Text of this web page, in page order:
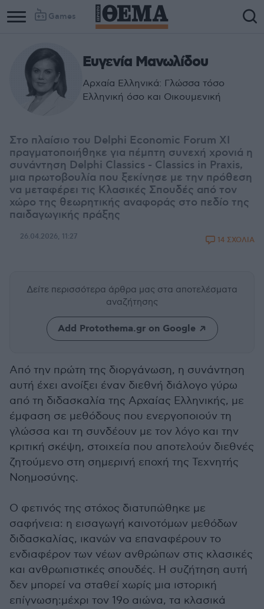
Games
Column
Column
Ευγενία Μανωλίδου
Αρχαία Ελληνικά: Γλώσσα τόσο
Ελληνική όσο και Οικουμενική
Στο πλαίσιο του Delphi Economic Forum XI
πραγματοποιήθηκε για πέμπτη συνεχή χρονιά η
συνάντηση Delphi Classics - Classics in Praxis,
μια πρωτοβουλία που ξεκίνησε με την πρόθεση
να μεταφέρει τις Κλασικές Σπουδές από τον
χώρο της θεωρητικής αναφοράς στο πεδίο της
παιδαγωγικής πράξης
26.04.2026, 11:27 14 ΣΧΟΛΙΑ
Δείτε περισσότερα άρθρα μας στα αποτελέσματα
αναζήτησης
Add Protothema.gr on Google
Από την πρώτη της διοργάνωση, η συνάντηση
αυτή έχει ανοίξει έναν διεθνή διάλογο γύρω
από τη διδασκαλία της Αρχαίας Ελληνικής, με
έμφαση σε μεθόδους που ενεργοποιούν τη
γλώσσα και τη συνδέουν με τον λόγο και την
κριτική σκέψη, στοιχεία που αποτελούν διεθνές
ζητούμενο στη σημερινή εποχή της Τεχνητής
Νοημοσύνης.
Ο φετινός της στόχος διατυπώθηκε με
σαφήνεια: η εισαγωγή καινοτόμων μεθόδων
διδασκαλίας, ικανών να επαναφέρουν το
ενδιαφέρον των νέων ανθρώπων στις κλασικές
και ανθρωπιστικές σπουδές. Η συζήτηση αυτή
δεν μπορεί να σταθεί χωρίς μια ιστορική
επίγνωση:μέχρι τον 19ο αιώνα, τα κλασικά